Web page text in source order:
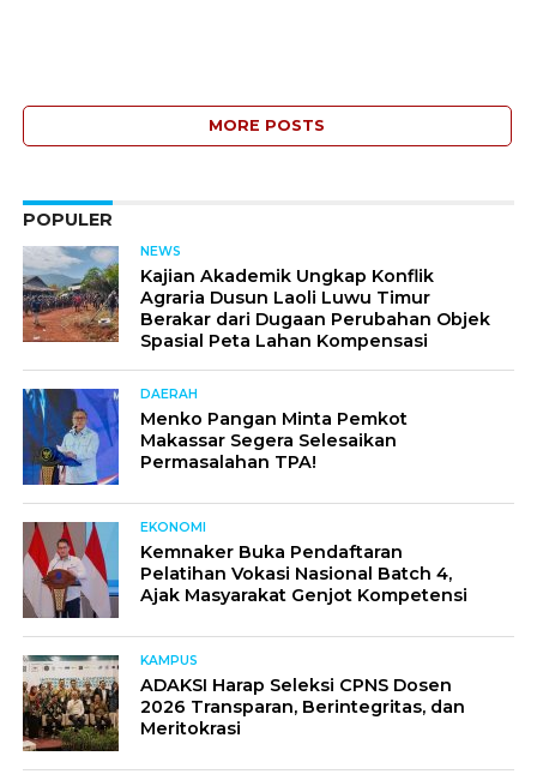
MORE POSTS
POPULER
NEWS
Kajian Akademik Ungkap Konflik
Agraria Dusun Laoli Luwu Timur
Berakar dari Dugaan Perubahan Objek
Spasial Peta Lahan Kompensasi
DAERAH
Menko Pangan Minta Pemkot
Makassar Segera Selesaikan
Permasalahan TPA!
EKONOMI
Kemnaker Buka Pendaftaran
Pelatihan Vokasi Nasional Batch 4,
Ajak Masyarakat Genjot Kompetensi
KAMPUS
ADAKSI Harap Seleksi CPNS Dosen
2026 Transparan, Berintegritas, dan
Meritokrasi